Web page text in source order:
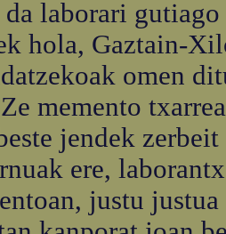
da laborari
hola, Gaztain-
omen
jendek
ere,
justu